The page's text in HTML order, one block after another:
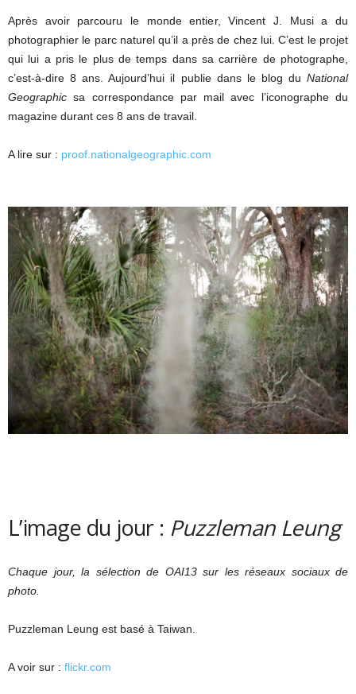
Après avoir parcouru le monde entier, Vincent J. Musi a du
photographier le parc naturel qu’il a près de chez lui. C’est le projet
qui lui a pris le plus de temps dans sa carrière de photographe,
c’est-à-dire 8 ans. Aujourd’hui il publie dans le blog du National
Geographic sa correspondance par mail avec l’iconographe du
magazine durant ces 8 ans de travail.
A lire sur : proof.nationalgeographic.com
L’image du jour : Puzzleman Leung
Chaque jour, la sélection de OAI13 sur les réseaux sociaux de
photo.
Puzzleman Leung est basé à Taiwan.
A voir sur : flickr.com